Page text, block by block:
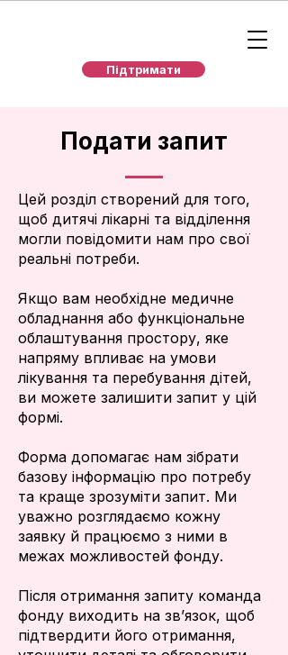
Підтримати
Подати запит
Цей розділ створений для того,
щоб дитячі лікарні та відділення
могли повідомити нам про свої
реальні потреби.
Якщо вам необхідне медичне
обладнання або функціональне
облаштування простору, яке
напряму впливає на умови
лікування та перебування дітей,
ви можете залишити запит у цій
формі.
Форма допомагає нам зібрати
базову інформацію про потребу
та краще зрозуміти запит. Ми
уважно розглядаємо кожну
заявку й працюємо з ними в
межах можливостей фонду.
Після отримання запиту команда
фонду виходить на зв’язок, щоб
підтвердити його отримання,